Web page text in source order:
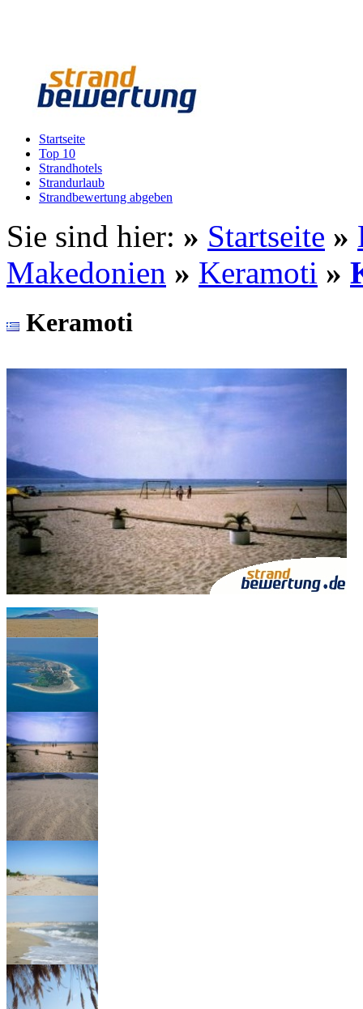
Startseite
Top 10
Strandhotels
Strandurlaub
Strandbewertung abgeben
Sie sind hier: » Startseite »
Makedonien » Keramoti »
Keramoti